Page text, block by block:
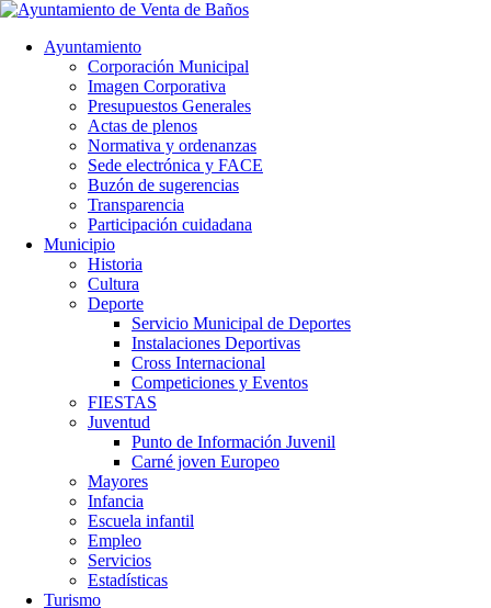
Ayuntamiento
Corporación Municipal
Imagen Corporativa
Presupuestos Generales
Actas de plenos
Normativa y ordenanzas
Sede electrónica y FACE
Buzón de sugerencias
Transparencia
Participación cuidadana
Municipio
Historia
Cultura
Deporte
Servicio Municipal de Deportes
Instalaciones Deportivas
Cross Internacional
Competiciones y Eventos
FIESTAS
Juventud
Punto de Información Juvenil
Carné joven Europeo
Mayores
Infancia
Escuela infantil
Empleo
Servicios
Estadísticas
Turismo